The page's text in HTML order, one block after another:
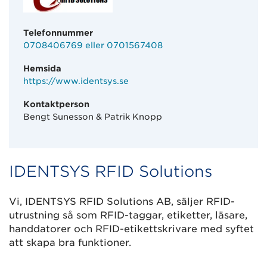
Telefonnummer
0708406769 eller 0701567408
Hemsida
https://www.identsys.se
Kontaktperson
Bengt Sunesson & Patrik Knopp
IDENTSYS RFID Solutions
Vi, IDENTSYS RFID Solutions AB, säljer RFID-
utrustning så som RFID-taggar, etiketter, läsare,
handdatorer och RFID-etikettskrivare med syftet
att skapa bra funktioner.